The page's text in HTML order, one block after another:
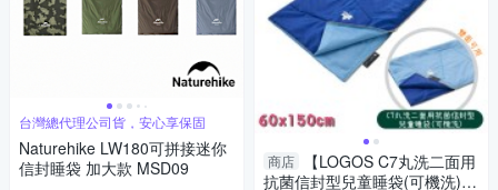
台灣總代理公司貨，安心享保固
Naturehike LW180可拼接迷你
信封睡袋 加大款 MSD09
商店
【LOGOS C7丸洗二面用
抗菌信封型兒童睡袋(可機洗)